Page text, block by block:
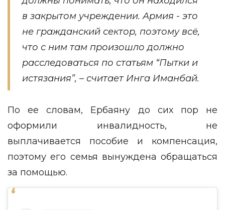
в закрытом учреждении. Армия - это
не гражданский сектор, поэтому всё,
что с ним там произошло должно
расследоваться по статьям “Пытки и
истязания”, – считает Инга Иманбай.
По ее словам, Ербаяну до сих пор не
оформили инвалидность, не
выплачивается пособие и компенсация,
поэтому его семья вынуждена обращаться
за помощью.